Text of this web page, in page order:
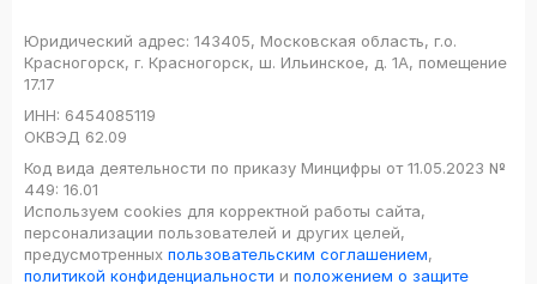
Юридический адрес: 143405, Московская область, г.о.
Красногорск, г. Красногорск, ш. Ильинское, д. 1А, помещение
17.17
ИНН: 6454085119
ОКВЭД 62.09
Код вида деятельности по приказу Минцифры от 11.05.2023 №
449: 16.01
Используем cookies для корректной работы сайта,
персонализации пользователей и других целей,
предусмотренных пользовательским соглашением,
политикой конфиденциальности и положением о защите